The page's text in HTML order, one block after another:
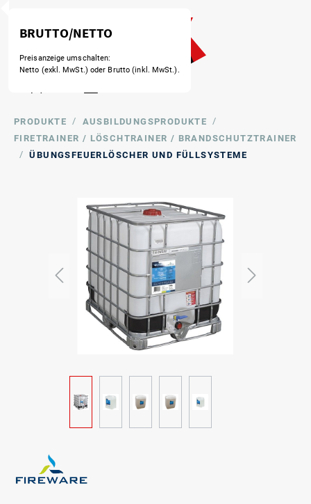
PRODUKTE / AUSBILDUNGSPRODUKTE
/
FIRETRAINER / LÖSCHTRAINER / BRANDSCHUTZTRAINER
/
ÜBUNGSFEUERLÖSCHER UND FÜLLSYSTEME
BRUTTO/NETTO
Preisanzeige umschalten:
Netto (exkl. MwSt.) oder Brutto (inkl. MwSt.).